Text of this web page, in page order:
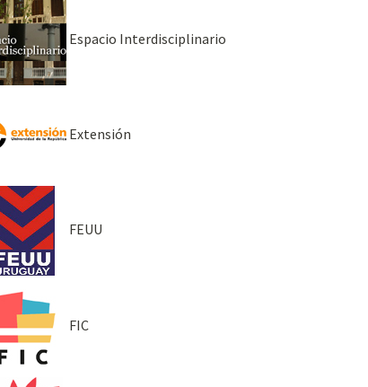
Espacio Interdisciplinario
Extensión
FEUU
FIC